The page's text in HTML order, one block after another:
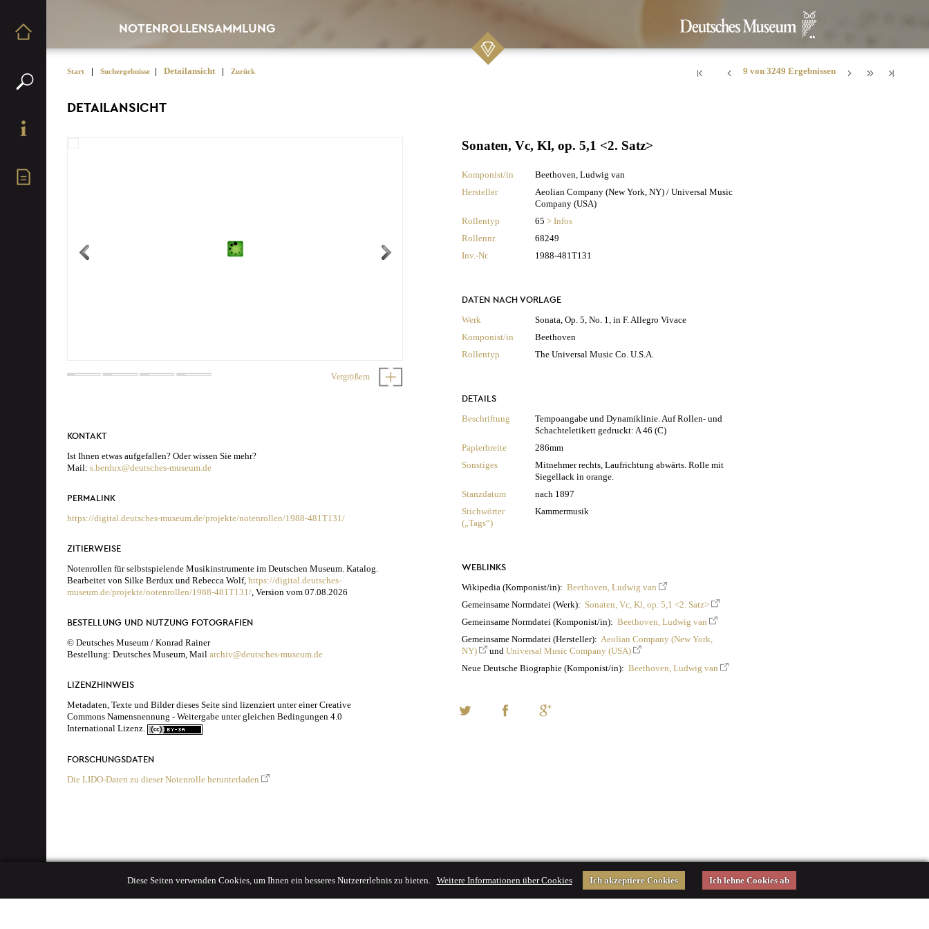
NOTENROLLENSAMMLUNG
Start | Suchergebnisse | Detailansicht | Zurück 9 von 3249 Ergebnissen
DETAILANSICHT
Vergrößern
KONTAKT
Ist Ihnen etwas aufgefallen? Oder wissen Sie mehr?
Mail:s.berdux@deutsches-museum.de
PERMALINK
https://digital.deutsches-museum.de/projekte/notenrollen/1988-481T131/
ZITIERWEISE
Notenrollen für selbstspielende Musikinstrumente im Deutschen Museum. Katalog.
Bearbeitet von Silke Berdux und Rebecca Wolf,https://digital.deutsches-
museum.de/projekte/notenrollen/1988-481T131/, Version vom 07.08.2026
BESTELLUNG UND NUTZUNG FOTOGRAFIEN
© Deutsches Museum / Konrad Rainer
Bestellung: Deutsches Museum, Mailarchiv@deutsches-museum.de
LIZENZHINWEIS
Metadaten, Texte und Bilder dieses Seite sind lizenziert unter einer Creative
Commons Namensnennung - Weitergabe unter gleichen Bedingungen 4.0
International Lizenz.
FORSCHUNGSDATEN
Die LIDO-Daten zu dieser Notenrolle herunterladen
Sonaten, Vc, Kl, op. 5,1 <2. Satz>
Komponist/in
Beethoven, Ludwig van
Hersteller
Aeolian Company (New York, NY) / Universal Music
Company (USA)
Rollentyp
65> Infos
Rollennr.
68249
Inv.-Nr.
1988-481T131
DATEN NACH VORLAGE
Werk
Sonata, Op. 5, No. 1, in F. Allegro Vivace
Komponist/in
Beethoven
Rollentyp
The Universal Music Co. U.S.A.
DETAILS
Beschriftung
Tempoangabe und Dynamiklinie. Auf Rollen- und
Schachteletikett gedruckt: A 46 (C)
Papierbreite
286mm
Sonstiges
Mitnehmer rechts, Laufrichtung abwärts. Rolle mit
Siegellack in orange.
Stanzdatum
nach 1897
Stichwörter
(„Tags“)
Kammermusik
WEBLINKS
Wikipedia (Komponist/in):Beethoven, Ludwig van
Gemeinsame Normdatei (Werk): Sonaten, Vc, Kl, op. 5,1 <2. Satz>
Gemeinsame Normdatei (Komponist/in):Beethoven, Ludwig van
Gemeinsame Normdatei (Hersteller):Aeolian Company (New York,
NY)
undUniversal Music Company (USA)
Neue Deutsche Biographie (Komponist/in):Beethoven, Ludwig van
Diese Seiten verwenden Cookies, um Ihnen ein besseres Nutzererlebnis zu bieten. Weitere Informationen über Cookies Ich akzeptiere Cookies Ich lehne Cookies ab